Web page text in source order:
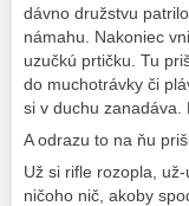
dávno družstvu
námahu. Nakoniec
uzučkú prtičku. Tu
do muchotrávky či
si v duchu zanadáva.
A odrazu to na ňu
Už si rifle rozopla,
ničoho nič, akoby